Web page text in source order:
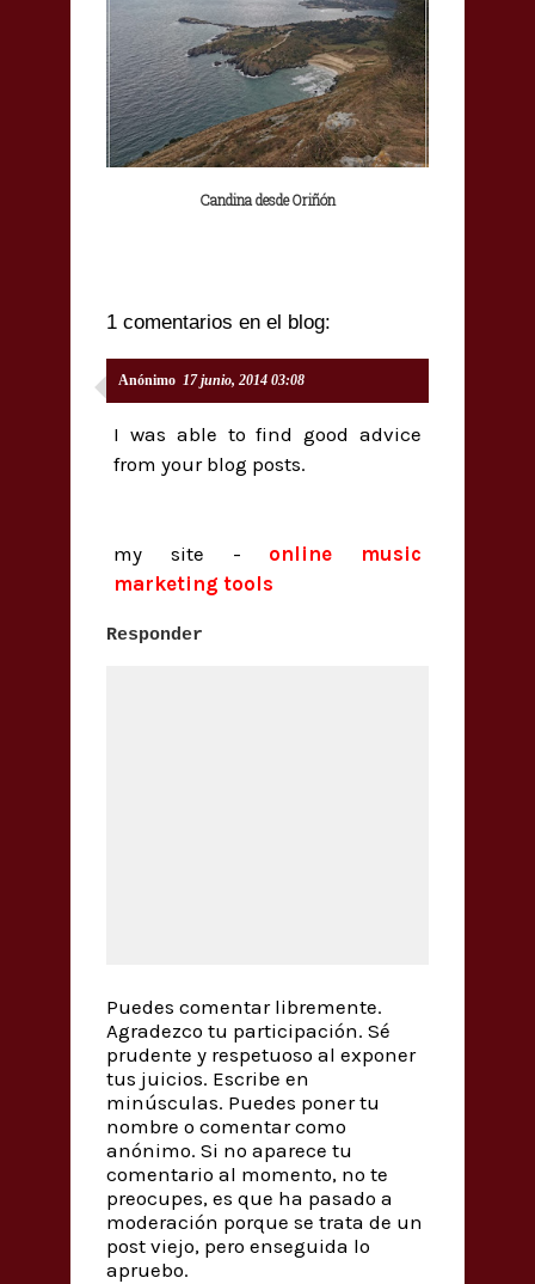
Candina desde Oriñón
1 comentarios en el blog:
Anónimo 17 junio, 2014 03:08
I was able to find good advice
from your blog posts.
my site - online music
marketing tools
Responder
Puedes comentar libremente.
Agradezco tu participación. Sé
prudente y respetuoso al exponer
tus juicios. Escribe en
minúsculas. Puedes poner tu
nombre o comentar como
anónimo. Si no aparece tu
comentario al momento, no te
preocupes, es que ha pasado a
moderación porque se trata de un
post viejo, pero enseguida lo
apruebo.